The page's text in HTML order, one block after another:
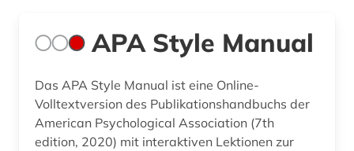
APA Style Manual
Das APA Style Manual ist eine Online-
Volltextversion des Publikationshandbuchs der
American Psychological Association (7th
edition, 2020) mit interaktiven Lektionen zur